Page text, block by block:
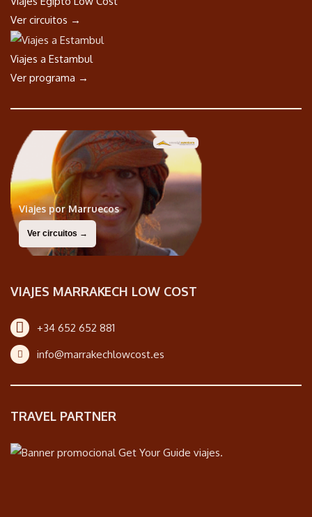
Ver circuitos →
Viajes a Estambul
Ver programa →
Viajes por Marruecos
Ver circuitos →
VIAJES MARRAKECH LOW COST
+34 652 652 881
info@marrakechlowcost.es
TRAVEL PARTNER